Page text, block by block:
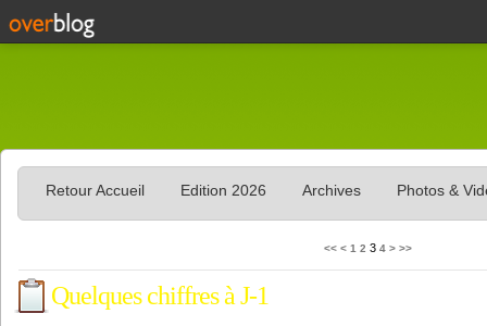
Retour Accueil Edition 2026 Archives Photos &
<< < 1 2 3 4 > >>
Quelques chiffres à J-1